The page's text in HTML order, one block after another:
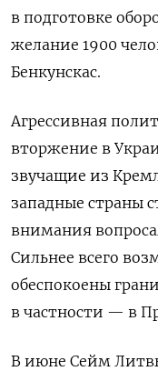
в подготовке
желание 1900
Бенкунскас.
Агрессивная
вторжение в
звучащие из
западные страны
внимания
Сильнее всего
обеспокоены
в частности — в
В июне Сейм